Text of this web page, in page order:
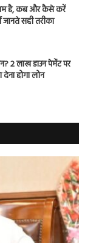
है, कब और कैसे करें
सही तरीका
2 लाख डाउन पेमेंट पर
होगा लोन